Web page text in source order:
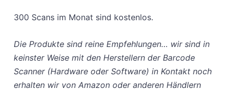
300 Scans im Monat sind kostenlos.
Die Produkte sind reine Empfehlungen… wir sind in
keinster Weise mit den Herstellern der Barcode
Scanner (Hardware oder Software) in Kontakt noch
erhalten wir von Amazon oder anderen Händlern